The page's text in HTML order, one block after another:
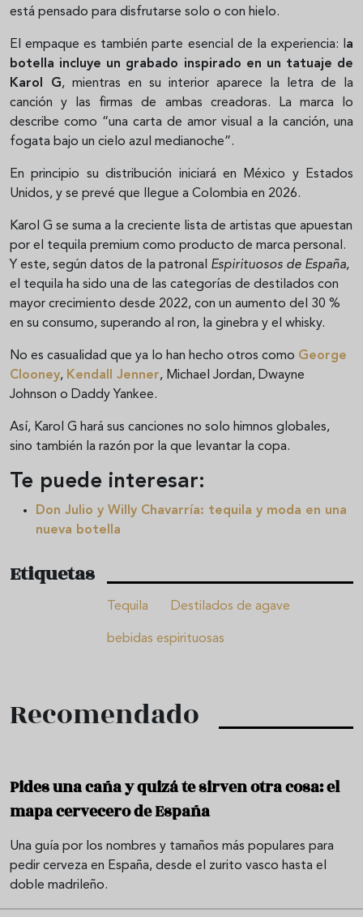
está pensado para disfrutarse solo o con hielo.
El empaque es también parte esencial de la experiencia: l a
botella incluye un grabado inspirado en un tatuaje de
Karol G, mientras en su interior aparece la letra de la
canción y las firmas de ambas creadoras. La marca lo
describe como “una carta de amor visual a la canción, una
fogata bajo un cielo azul medianoche”.
En principio su distribución iniciará en México y Estados
Unidos, y se prevé que llegue a Colombia en 2026.
Karol G se suma a la creciente lista de artistas que apuestan
por el tequila premium como producto de marca personal.
Y este, según datos de la patronal Espirituosos de España,
el tequila ha sido una de las categorías de destilados con
mayor crecimiento desde 2022, con un aumento del 30 %
en su consumo, superando al ron, la ginebra y el whisky.
No es casualidad que ya lo han hecho otros como George
Clooney, Kendall Jenner, Michael Jordan, Dwayne
Johnson o Daddy Yankee.
Así, Karol G hará sus canciones no solo himnos globales,
sino también la razón por la que levantar la copa.
Te puede interesar:
Don Julio y Willy Chavarría: tequila y moda en una
nueva botella
Etiquetas
Tequila Destilados de agave
bebidas espirituosas
Recomendado
Pides una caña y quizá te sirven otra cosa: el
mapa cervecero de España
Una guía por los nombres y tamaños más populares para
pedir cerveza en España, desde el zurito vasco hasta el
doble madrileño.